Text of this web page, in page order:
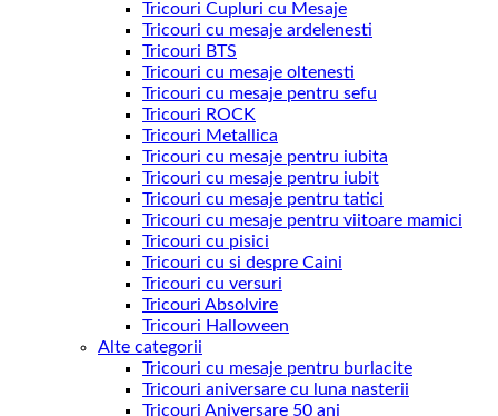
Tricouri Cupluri cu Mesaje
Tricouri cu mesaje ardelenesti
Tricouri BTS
Tricouri cu mesaje oltenesti
Tricouri cu mesaje pentru sefu
Tricouri ROCK
Tricouri Metallica
Tricouri cu mesaje pentru iubita
Tricouri cu mesaje pentru iubit
Tricouri cu mesaje pentru tatici
Tricouri cu mesaje pentru viitoare mamici
Tricouri cu pisici
Tricouri cu si despre Caini
Tricouri cu versuri
Tricouri Absolvire
Tricouri Halloween
Alte categorii
Tricouri cu mesaje pentru burlacite
Tricouri aniversare cu luna nasterii
Tricouri Aniversare 50 ani